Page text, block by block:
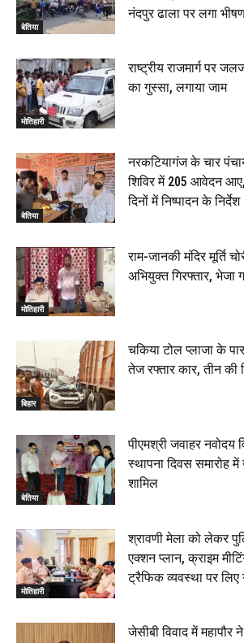
बेतिया
नंदपुर ढाला पर लगा
मोतिहारी
राष्ट्रीय राजमार्ग पर
का गुस्सा, लगाया जाम
बेतिया
नरकटियागंज के चार
शिविर में 205 आवेदन आए,
दिनों में निष्पादन के निर्देश
मोतिहारी
राम-जानकी मंदिर मूर्ति
अभियुक्त गिरफ्तार, भेजा
बिहार
चकिया टोल प्लाजा के
तेज रफ्तार कार, तीन की
बेतिया
पीएमश्री जवाहर नवोदय
स्थापना दिवस समारोह
शामिल
मोतिहारी
श्रावणी मेला को लेकर
एक्शन प्लान, क्राइम
ट्रैफिक व्यवस्था पर लिए
जेसीबी विवाद में महापौर